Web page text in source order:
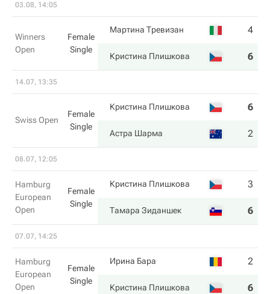
03.08, 14:05
Winners
Open
Female
Single
Мартина Тревизан 4
Кристина Плишкова 6
14.07, 13:35
Swiss Open
Female
Single
Кристина Плишкова 6
Астра Шарма 2
08.07, 12:05
Hamburg
European
Open
Female
Single
Кристина Плишкова 3
Тамара Зиданшек 6
07.07, 14:25
Hamburg
European
Open
Female
Single
Ирина Бара 2
Кристина Плишкова 6